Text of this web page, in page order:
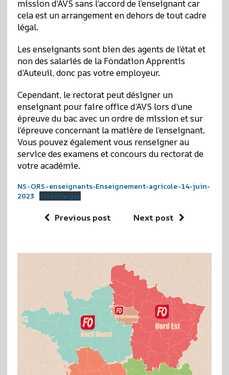
mission d’AVS sans l’accord de l’enseignant car
cela est un arrangement en dehors de tout cadre
légal.
Les enseignants sont bien des agents de l’état et
non des salariés de la Fondation Apprentis
d’Auteuil, donc pas votre employeur.
Cependant, le rectorat peut désigner un
enseignant pour faire office d’AVS lors d’une
épreuve du bac avec un ordre de mission et sur
l’épreuve concernant la matière de l’enseignant.
Vous pouvez également vous renseigner au
service des examens et concours du rectorat de
votre académie.
NS-ORS-enseignants-Enseignement-agricole-14-juin-
2023
Télécharger
Previous post Next post